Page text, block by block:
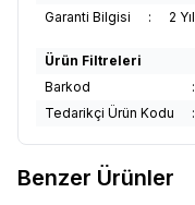
Garanti Bilgisi
: 2 Yıl
Ürün Filtreleri
Barkod
:
Tedarikçi Ürün Kodu
:
Benzer Ürünler